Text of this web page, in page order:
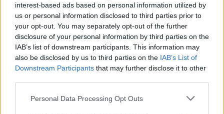
interest-based ads based on personal information utilized by
us or personal information disclosed to third parties prior to
your opt-out. You may separately opt-out of the further
disclosure of your personal information by third parties on the
IAB’s list of downstream participants. This information may
also be disclosed by us to third parties on the IAB’s List of
Downstream Participants that may further disclose it to other
Please note that this website/app uses one or more Google
Personal Data Processing Opt Outs
A NAPOKBAN BEFEJEZŐDIK A GYŐRI
DÍSZKIVILÁGÍTÁS LEKAPCSOLÁSA
A város 77 helyszínén zajlik a munkavégzés, a Győr Projekt
kezelésében lévő épületek egy részét is érinti az intézkedés.